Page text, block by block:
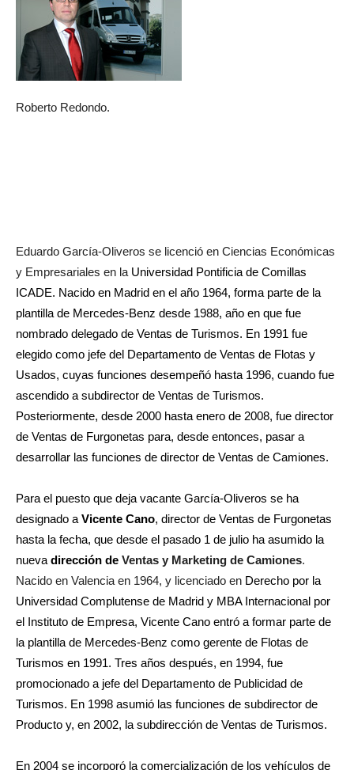
Roberto Redondo.
Eduardo García-Oliveros se licenció en Ciencias Económicas
y Empresariales en la Universidad Pontificia de Comillas
ICADE. Nacido en Madrid en el año 1964, forma parte de la
plantilla de Mercedes-Benz desde 1988, año en que fue
nombrado delegado de Ventas de Turismos. En 1991 fue
elegido como jefe del Departamento de Ventas de Flotas y
Usados, cuyas funciones desempeñó hasta 1996, cuando fue
ascendido a subdirector de Ventas de Turismos.
Posteriormente, desde 2000 hasta enero de 2008, fue director
de Ventas de Furgonetas para, desde entonces, pasar a
desarrollar las funciones de director de Ventas de Camiones.
Para el puesto que deja vacante García-Oliveros se ha
designado aVicente Cano, director de Ventas de Furgonetas
hasta la fecha, que desde el pasado 1 de julio ha asumido la
nuevadirección de Ventas y Marketing de Camiones.
Nacido en Valencia en 1964, y licenciado en Derecho por la
Universidad Complutense de Madrid y MBA Internacional por
el Instituto de Empresa, Vicente Cano entró a formar parte de
la plantilla de Mercedes-Benz como gerente de Flotas de
Turismos en 1991. Tres años después, en 1994, fue
promocionado a jefe del Departamento de Publicidad de
Turismos. En 1998 asumió las funciones de subdirector de
Producto y, en 2002, la subdirección de Ventas de Turismos.
En 2004 se incorporó la comercialización de los vehículos de